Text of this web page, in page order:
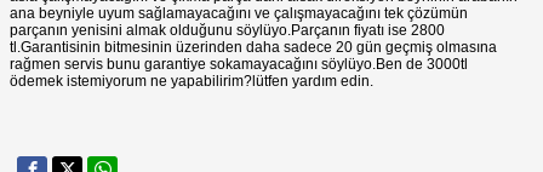
ana beyniyle uyum sağlamayacağını ve çalışmayacağını tek çözümün
parçanın yenisini almak olduğunu söylüyo.Parçanın fiyatı ise 2800
tl.Garantisinin bitmesinin üzerinden daha sadece 20 gün geçmiş olmasına
rağmen servis bunu garantiye sokamayacağını söylüyo.Ben de 3000tl
ödemek istemiyorum ne yapabilirim?lütfen yardım edin.